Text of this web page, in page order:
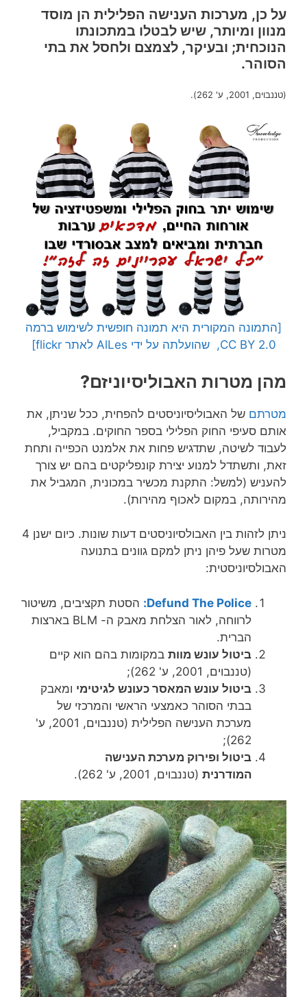
על כן, מערכות הענישה הפלילית הן מוסד
מנוון ומיותר, שיש לבטלו במתכונתו
הנוכחית; ובעיקר, לצמצם ולחסל את בתי
הסוהר.
(טננבוים, 2001, ע' 262).
[התמונה המקורית היא תמונה חופשית לשימוש ברמה
CC BY 2.0, שהועלתה על ידי AlLes לאתר flickr]
מהן מטרות האבוליסיוניזם?
מטרתם של האבוליסיוניסטים להפחית, ככל שניתן, את
אותם סעיפי החוק הפלילי בספר החוקים. במקביל,
לעבוד לשיטה, שתדגיש פחות את אלמנט הכפייה ותחת
זאת, ותשתדל למנוע יצירת קונפליקטים בהם יש צורך
להעניש (למשל: התקנת מכשיר במכונית, המגביל את
מהירותה, במקום לאכוף מהירות).
ניתן לזהות בין האבולסיוניסטים דעות שונות. כיום ישנן 4
מטרות שעל פיהן ניתן למקם גוונים בתנועה
האבולסיוניסטית:
Defund The Police: הסטת תקציבים, משיטור
לרווחה, לאור הצלחת מאבק ה- BLM בארצות
הברית.
ביטול עונש מוות במקומות בהם הוא קיים
(טננבוים, 2001, ע' 262);
ביטול עונש המאסר כעונש לגיטימי ומאבק
בבתי הסוהר כאמצעי הראשי והמרכזי של
מערכת הענישה הפלילית (טננבוים, 2001, ע'
262);
ביטול ופירוק מערכת הענישה
המודרנית (טננבוים, 2001, ע' 262).